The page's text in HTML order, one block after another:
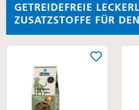
GETREIDEFREIE
ZUSATZSTOFFE FÜR